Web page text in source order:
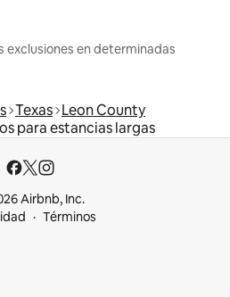
exclusiones en determinadas
Texas Leon County
para estancias largas
Airbnb, Inc.
Términos